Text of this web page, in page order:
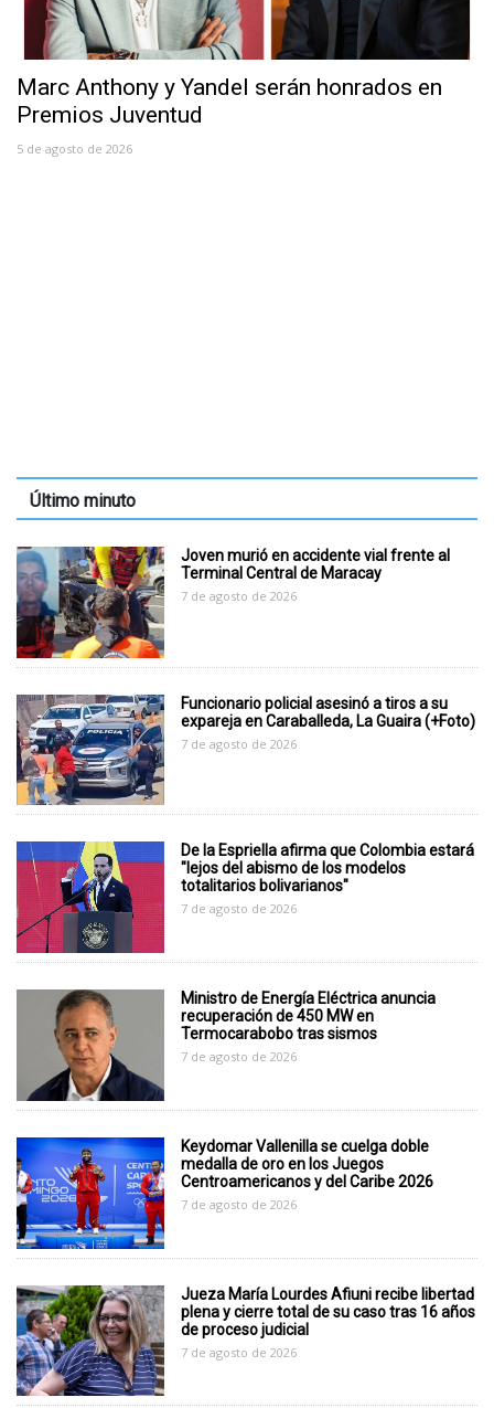
Marc Anthony y Yandel serán honrados en
Premios Juventud
5 de agosto de 2026
Último minuto
Joven murió en accidente vial frente al
Terminal Central de Maracay
7 de agosto de 2026
Funcionario policial asesinó a tiros a su
expareja en Caraballeda, La Guaira (+Foto)
7 de agosto de 2026
De la Espriella afirma que Colombia estará
"lejos del abismo de los modelos
totalitarios bolivarianos"
7 de agosto de 2026
Ministro de Energía Eléctrica anuncia
recuperación de 450 MW en
Termocarabobo tras sismos
7 de agosto de 2026
Keydomar Vallenilla se cuelga doble
medalla de oro en los Juegos
Centroamericanos y del Caribe 2026
7 de agosto de 2026
Jueza María Lourdes Afiuni recibe libertad
plena y cierre total de su caso tras 16 años
de proceso judicial
7 de agosto de 2026